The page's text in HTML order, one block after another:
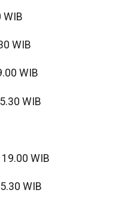
WIB
WIB
WIB
WIB
WIB
WIB